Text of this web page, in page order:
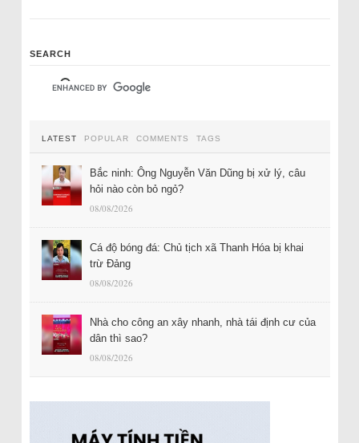
SEARCH
LATEST POPULAR COMMENTS TAGS
Bắc ninh: Ông Nguyễn Văn Dũng bị xử lý, câu
hỏi nào còn bỏ ngỏ?
08/08/2026
Cá độ bóng đá: Chủ tịch xã Thanh Hóa bị khai
trừ Đảng
08/08/2026
Nhà cho công an xây nhanh, nhà tái định cư của
dân thì sao?
08/08/2026